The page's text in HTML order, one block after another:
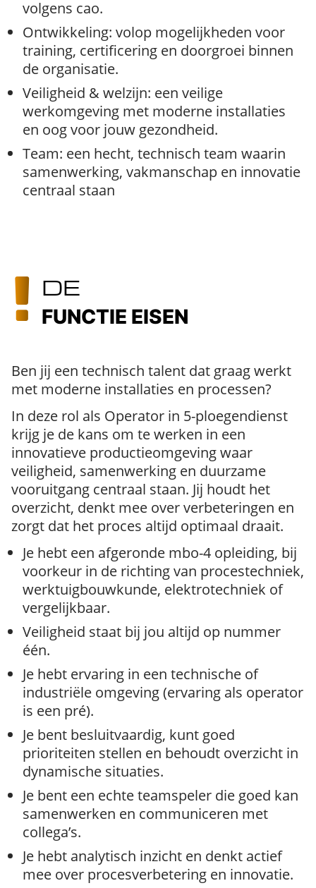
volgens cao.
Ontwikkeling: volop mogelijkheden voor
training, certificering en doorgroei binnen
de organisatie.
Veiligheid & welzijn: een veilige
werkomgeving met moderne installaties
en oog voor jouw gezondheid.
Team: een hecht, technisch team waarin
samenwerking, vakmanschap en innovatie
centraal staan
DE
FUNCTIE EISEN
Ben jij een technisch talent dat graag werkt
met moderne installaties en processen?
In deze rol als Operator in 5-ploegendienst
krijg je de kans om te werken in een
innovatieve productieomgeving waar
veiligheid, samenwerking en duurzame
vooruitgang centraal staan. Jij houdt het
overzicht, denkt mee over verbeteringen en
zorgt dat het proces altijd optimaal draait.
Je hebt een afgeronde mbo-4 opleiding, bij
voorkeur in de richting van procestechniek,
werktuigbouwkunde, elektrotechniek of
vergelijkbaar.
Veiligheid staat bij jou altijd op nummer
één.
Je hebt ervaring in een technische of
industriële omgeving (ervaring als operator
is een pré).
Je bent besluitvaardig, kunt goed
prioriteiten stellen en behoudt overzicht in
dynamische situaties.
Je bent een echte teamspeler die goed kan
samenwerken en communiceren met
collega’s.
Je hebt analytisch inzicht en denkt actief
mee over procesverbetering en innovatie.